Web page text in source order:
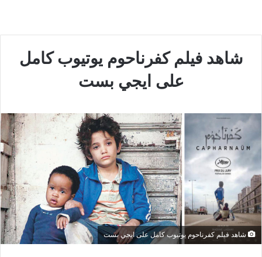
شاهد فيلم كفرناحوم يوتيوب كامل
على ايجي بست
شاهد فيلم كفرناحوم يوتيوب كامل على ايجي بست